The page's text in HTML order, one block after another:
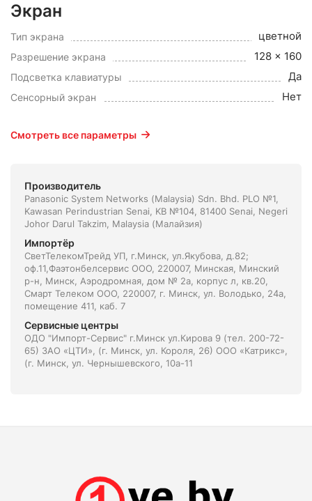
Экран
Тип экрана цветной
Разрешение экрана 128 x 160
Подсветка клавиатуры Да
Сенсорный экран Нет
Смотреть все параметры
Производитель
Panasonic System Networks (Malaysia) Sdn. Bhd. PLO №1,
Kawasan Perindustrian Senai, KB №104, 81400 Senai, Negeri
Johor Darul Takzim, Malaysia (Малайзия)
Импортёр
СветТелекомТрейд УП, г.Минск, ул.Якубова, д.82;
оф.11,Фаэтонбелсервис ООО, 220007, Минская, Минский
р-н, Минск, Аэродромная, дом № 2а, корпус л, кв.20,
Смарт Телеком ООО, 220007, г. Минск, ул. Володько, 24а,
помещение 411, каб. 7
Сервисные центры
ОДО "Импорт-Сервис" г.Минск ул.Кирова 9 (тел. 200-72-
65) ЗАО «ЦТИ», (г. Минск, ул. Короля, 26) ООО «Катрикс»,
(г. Минск, ул. Чернышевского, 10а-11